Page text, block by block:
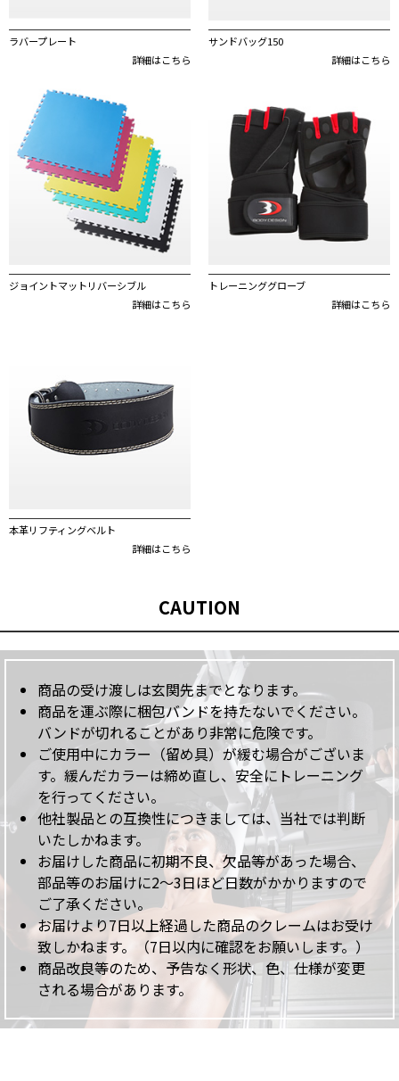
ラバープレート
詳細はこちら
サンドバッグ150
詳細はこちら
ジョイントマットリバーシブル
詳細はこちら
トレーニンググローブ
詳細はこちら
本革リフティングベルト
詳細はこちら
CAUTION
商品の受け渡しは玄関先までとなります。
商品を運ぶ際に梱包バンドを持たないでください。
バンドが切れることがあり非常に危険です。
ご使用中にカラー（留め具）が緩む場合がございま
す。緩んだカラーは締め直し、安全にトレーニング
を行ってください。
他社製品との互換性につきましては、当社では判断
いたしかねます。
お届けした商品に初期不良、欠品等があった場合、
部品等のお届けに2～3日ほど日数がかかりますので
ご了承ください。
お届けより7日以上経過した商品のクレームはお受け
致しかねます。（7日以内に確認をお願いします。）
商品改良等のため、予告なく形状、色、仕様が変更
される場合があります。